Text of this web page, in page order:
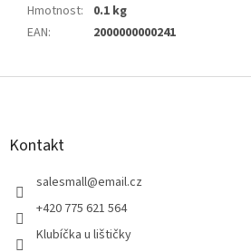
Hmotnost:
0.1 kg
EAN: 2000000000241
Z
Kontakt
salesmall@email.cz
+420 775 621 564
Klubíčka u lištičky